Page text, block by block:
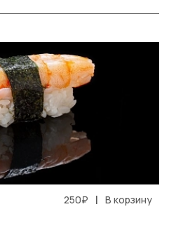
250₽ | В корзину